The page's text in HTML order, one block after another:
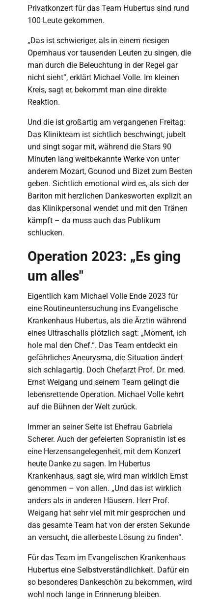
Privatkonzert für das Team Hubertus sind rund
100 Leute gekommen.
„Das ist schwieriger, als in einem riesigen
Opernhaus vor tausenden Leuten zu singen, die
man durch die Beleuchtung in der Regel gar
nicht sieht“, erklärt Michael Volle. Im kleinen
Kreis, sagt er, bekommt man eine direkte
Reaktion.
Und die ist großartig am vergangenen Freitag:
Das Klinikteam ist sichtlich beschwingt, jubelt
und singt sogar mit, während die Stars 90
Minuten lang weltbekannte Werke von unter
anderem Mozart, Gounod und Bizet zum Besten
geben. Sichtlich emotional wird es, als sich der
Bariton mit herzlichen Dankesworten explizit an
das Klinikpersonal wendet und mit den Tränen
kämpft – da muss auch das Publikum
schlucken.
Operation 2023: „Es ging
um alles"
Eigentlich kam Michael Volle Ende 2023 für
eine Routineuntersuchung ins Evangelische
Krankenhaus Hubertus, als die Ärztin während
eines Ultraschalls plötzlich sagt: „Moment, ich
hole mal den Chef.“. Das Team entdeckt ein
gefährliches Aneurysma, die Situation ändert
sich schlagartig. Doch Chefarzt Prof. Dr. med.
Ernst Weigang und seinem Team gelingt die
lebensrettende Operation. Michael Volle kehrt
auf die Bühnen der Welt zurück.
Immer an seiner Seite ist Ehefrau Gabriela
Scherer. Auch der gefeierten Sopranistin ist es
eine Herzensangelegenheit, mit dem Konzert
heute Danke zu sagen. Im Hubertus
Krankenhaus, sagt sie, wird man wirklich Ernst
genommen – von allen. „Und das ist wirklich
anders als in anderen Häusern. Herr Prof.
Weigang hat sehr viel mit mir gesprochen und
das gesamte Team hat von der ersten Sekunde
an versucht, die allerbeste Lösung zu finden“.
Für das Team im Evangelischen Krankenhaus
Hubertus eine Selbstverständlichkeit. Dafür ein
so besonderes Dankeschön zu bekommen, wird
wohl noch lange in Erinnerung bleiben.